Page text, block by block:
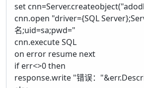
set
cnn.open "driver={SQL
名;uid=sa;pwd="
cnn.execute SQL
on error resume next
if err<>0 then
response.write "错误：